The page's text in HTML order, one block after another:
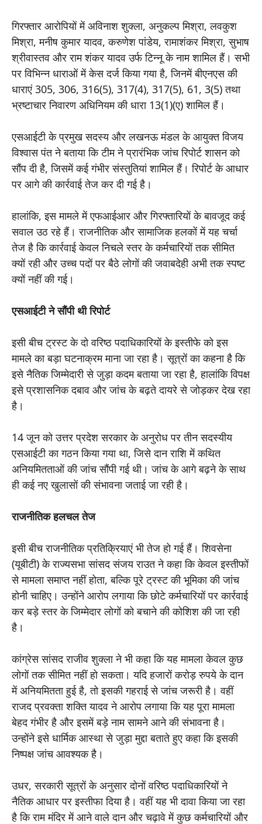
गिरफ्तार आरोपियों में अविनाश शुक्ला, अनुकल्प मिश्रा, लवकुश
मिश्रा, मनीष कुमार यादव, करुणेश पांडेय, रामाशंकर मिश्रा, सुभाष
श्रीवास्तव और राम शंकर यादव उर्फ टिन्नू के नाम शामिल हैं। सभी
पर विभिन्न धाराओं में केस दर्ज किया गया है, जिनमें बीएनएस की
धाराएं 305, 306, 316(5), 317(4), 317(5), 61, 3(5) तथा
भ्रष्टाचार निवारण अधिनियम की धारा 13(1)(ए) शामिल हैं।
एसआईटी के प्रमुख सदस्य और लखनऊ मंडल के आयुक्त विजय
विश्वास पंत ने बताया कि टीम ने प्रारंभिक जांच रिपोर्ट शासन को
सौंप दी है, जिसमें कई गंभीर संस्तुतियां शामिल हैं। रिपोर्ट के आधार
पर आगे की कार्रवाई तेज कर दी गई है।
हालांकि, इस मामले में एफआईआर और गिरफ्तारियों के बावजूद कई
सवाल उठ रहे हैं। राजनीतिक और सामाजिक हलकों में यह चर्चा
तेज है कि कार्रवाई केवल निचले स्तर के कर्मचारियों तक सीमित
क्यों रही और उच्च पदों पर बैठे लोगों की जवाबदेही अभी तक स्पष्ट
क्यों नहीं की गई।
एसआईटी ने सौंपी थी रिपोर्ट
इसी बीच ट्रस्ट के दो वरिष्ठ पदाधिकारियों के इस्तीफे को इस
मामले का बड़ा घटनाक्रम माना जा रहा है। सूत्रों का कहना है कि
इसे नैतिक जिम्मेदारी से जुड़ा कदम बताया जा रहा है, हालांकि विपक्ष
इसे प्रशासनिक दबाव और जांच के बढ़ते दायरे से जोड़कर देख रहा
है।
14 जून को उत्तर प्रदेश सरकार के अनुरोध पर तीन सदस्यीय
एसआईटी का गठन किया गया था, जिसे दान राशि में कथित
अनियमितताओं की जांच सौंपी गई थी। जांच के आगे बढ़ने के साथ
ही कई नए खुलासों की संभावना जताई जा रही है।
राजनीतिक हलचल तेज
इसी बीच राजनीतिक प्रतिक्रियाएं भी तेज हो गई हैं। शिवसेना
(यूबीटी) के राज्यसभा सांसद संजय राउत ने कहा कि केवल इस्तीफों
से मामला समाप्त नहीं होता, बल्कि पूरे ट्रस्ट की भूमिका की जांच
होनी चाहिए। उन्होंने आरोप लगाया कि छोटे कर्मचारियों पर कार्रवाई
कर बड़े स्तर के जिम्मेदार लोगों को बचाने की कोशिश की जा रही
है।
कांग्रेस सांसद राजीव शुक्ला ने भी कहा कि यह मामला केवल कुछ
लोगों तक सीमित नहीं हो सकता। यदि हजारों करोड़ रुपये के दान
में अनियमितता हुई है, तो इसकी गहराई से जांच जरूरी है। वहीं
राजद प्रवक्ता शक्ति यादव ने आरोप लगाया कि यह पूरा मामला
बेहद गंभीर है और इसमें बड़े नाम सामने आने की संभावना है।
उन्होंने इसे धार्मिक आस्था से जुड़ा मुद्दा बताते हुए कहा कि इसकी
निष्पक्ष जांच आवश्यक है।
उधर, सरकारी सूत्रों के अनुसार दोनों वरिष्ठ पदाधिकारियों ने
नैतिक आधार पर इस्तीफा दिया है। वहीं यह भी दावा किया जा रहा
है कि राम मंदिर में आने वाले दान और चढ़ावे में कुछ कर्मचारियों और